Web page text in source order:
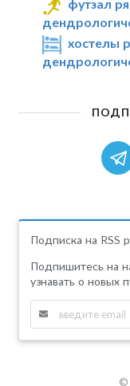
футзал
хостелы
Подписка на RSS
Подпишитесь на
узнавать о новых
©